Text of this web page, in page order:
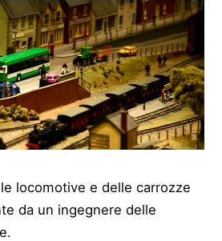
locomotive e delle carrozze
da un ingegnere delle